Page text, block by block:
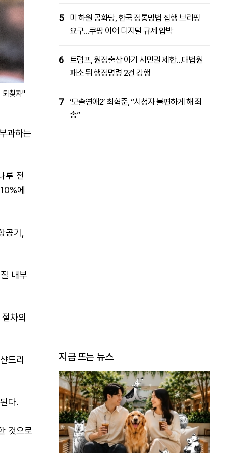
되찾자"
과하는
루 전
에
기,
내부
차의
드리
다.
것으로
5
미 하원 공화당, 한국 정통망법 집행 브리핑
요구…쿠팡 이어 디지털 규제 압박
6 트럼프, 원정출산 아기 시민권 제한…대법원
패소 뒤 행정명령 2건 강행
7 ‘모솔연애2’ 최혁준, “시청자 불편하게 해 죄
송”
지금 뜨는 뉴스